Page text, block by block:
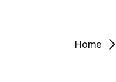
Home